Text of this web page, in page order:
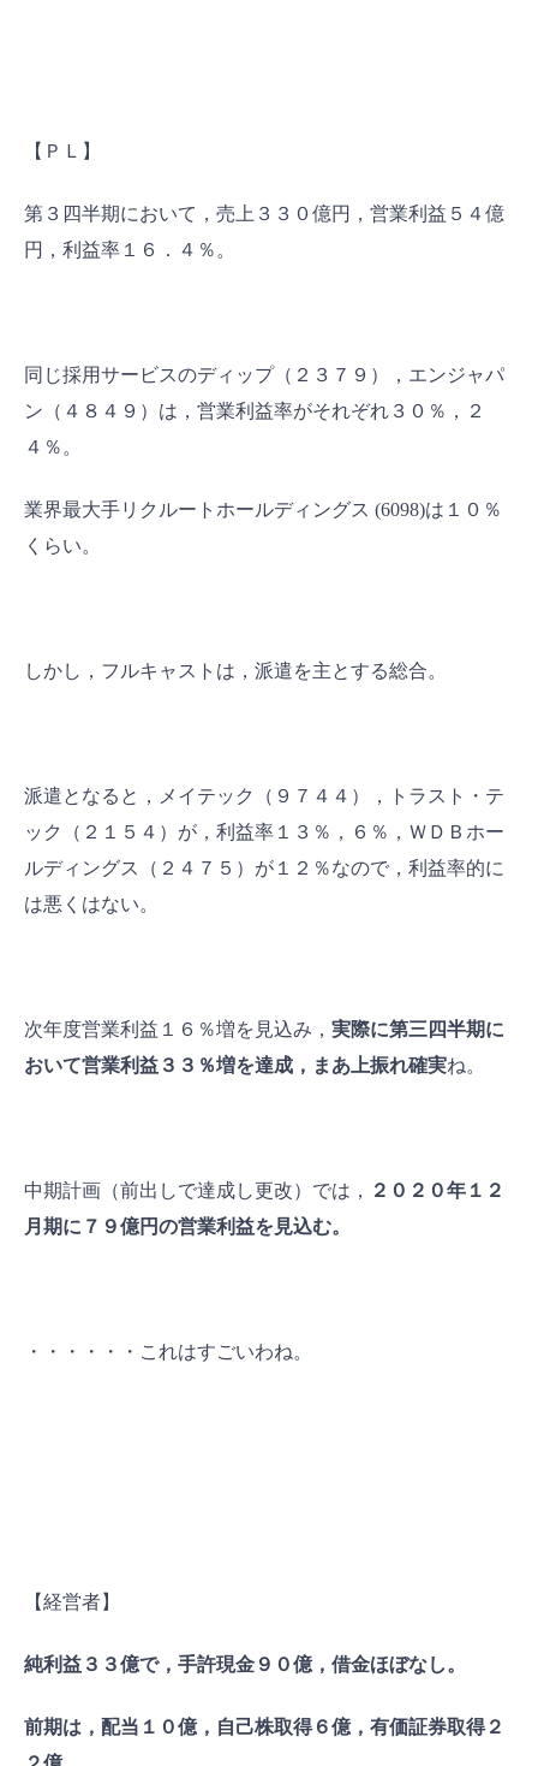
【ＰＬ】
第３四半期において，売上３３０億円，営業利益５４億
円，利益率１６．４％。
同じ採用サービスのディップ（２３７９），エンジャパ
ン（４８４９）は，営業利益率がそれぞれ３０％，２
４％。
業界最大手リクルートホールディングス (6098)は１０％
くらい。
しかし，フルキャストは，派遣を主とする総合。
派遣となると，メイテック（９７４４），トラスト・テ
ック（２１５４）が，利益率１３％，６％，ＷＤＢホー
ルディングス（２４７５）が１２％なので，利益率的に
は悪くはない。
次年度営業利益１６％増を見込み， 実際に第三四半期に
おいて営業利益３３％増を達成，まあ上振れ確実ね。
中期計画（前出しで達成し更改）では，
２０２０年１２
月期に７９億円の営業利益を見込む。
・・・・・・これはすごいわね。
【経営者】
純利益３３億で，手許現金９０億，借金ほぼなし。
前期は，配当１０億，自己株取得６億，有価証券取得２